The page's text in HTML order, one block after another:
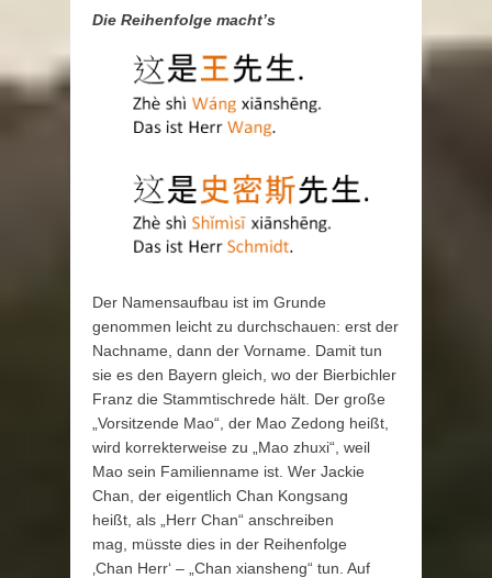
Die Reihenfolge macht’s
Der Namensaufbau ist im Grunde
genommen leicht zu durchschauen: erst der
Nachname, dann der Vorname. Damit tun
sie es den Bayern gleich, wo der Bierbichler
Franz die Stammtischrede hält. Der große
„Vorsitzende Mao“, der Mao Zedong heißt,
wird korrekterweise zu „Mao zhuxi“, weil
Mao sein Familienname ist. Wer Jackie
Chan, der eigentlich Chan Kongsang
heißt, als „Herr Chan“ anschreiben
mag, müsste dies in der Reihenfolge
‚Chan Herr‘ – „Chan xiansheng“ tun. Auf